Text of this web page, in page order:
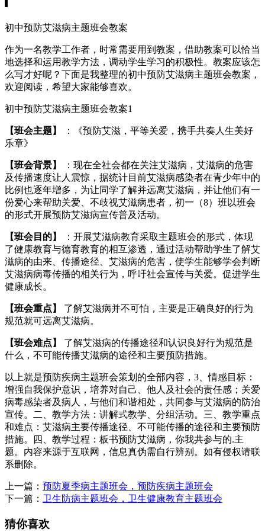
初中预防艾滋病主题班会教案
作为一名教学工作者，时常需要用到教案，借助教案可以恰当
地选择和运用教学方法，调动学生学习的积极性。教案应该怎
么写才好呢？下面是我整理的初中预防艾滋病主题班会教案，
欢迎阅读，希望大家能够喜欢。
初中预防艾滋病主题班会教案1
【班会主题】
：《预防艾滋，平等关爱，携手共奏人生美好
乐章》
【班会背景】
：现在全社会都在关注艾滋病，艾滋病的危害
及传播速度让人震惊，据统计目前艾滋病感染者在青少年中的
比例也逐年增多，为让同学了解并远离艾滋病，并让他们有一
份爱心来帮助关爱、不歧视艾滋病患者，初一（8）班以班会
的形式开展预防艾滋病宣传普及活动。
【班会目的】
：开展艾滋病教育采取主题班会的形式，体现
了健康教育与德育教育的相互渗透，通过活动帮助学生了解艾
滋病的由来、传播途径、艾滋病的危害，使学生能够学会判断
艾滋病病毒传播的相关行为，呼吁社会宣传与关爱。促进学生
健康成长。
【班会重点】
了解艾滋病并不可怕，主要是正确良好的行为
规范就可远离艾滋病。
【班会难点】
了解艾滋病的传播途径和认识良好行为规范是
什么，不可能传播艾滋病的途径和主要预防措施。
以上就是预防疾病主题班会策划的全部内容，3、情感目标：
增强自我保护意识，培养对自己、他人及社会的责任感；关爱
病毒感染者及病人，与他们和谐相处，共同参与艾滋病的防治
宣传。二、教学方法：讲解式教学、分组活动。三、教学重点
和难点：艾滋病主要传播途径、不可能传播的途径和主要预防
措施。四、教学过程：板书预防艾滋病，你我共参与的.主
题。内容来源于互联网，信息真伪需自行辨别。如有侵权请联
系删除。
上一篇： 预防夏季病主题班会，预防疾病主题班会
下一篇： 卫生防病主题班会，卫生健康教育主题班会
猜你喜欢